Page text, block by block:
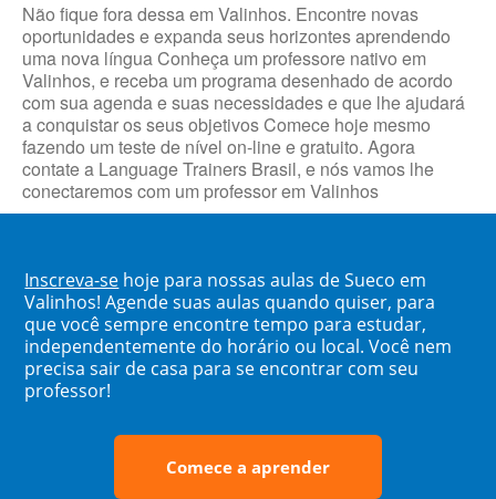
Não fique fora dessa em Valinhos. Encontre novas
oportunidades e expanda seus horizontes aprendendo
uma nova língua Conheça um professore nativo em
Valinhos, e receba um programa desenhado de acordo
com sua agenda e suas necessidades e que lhe ajudará
a conquistar os seus objetivos Comece hoje mesmo
fazendo um teste de nível on-line e gratuito. Agora
contate a Language Trainers Brasil, e nós vamos lhe
conectaremos com um professor em Valinhos
Inscreva-se hoje para nossas aulas de Sueco em
Valinhos! Agende suas aulas quando quiser, para
que você sempre encontre tempo para estudar,
independentemente do horário ou local. Você nem
precisa sair de casa para se encontrar com seu
professor!
Comece a aprender